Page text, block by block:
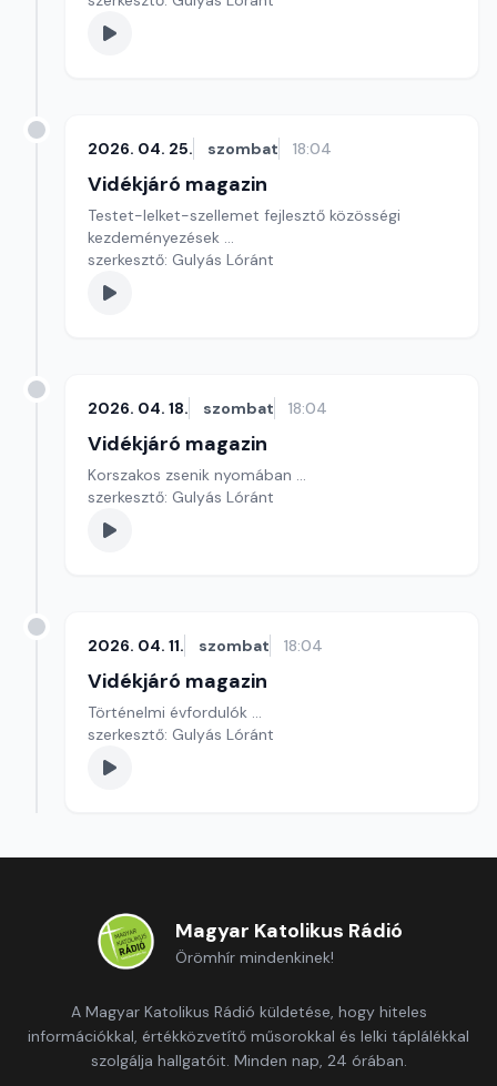
2026. 04. 25. szombat 18:04
Vidékjáró magazin
Testet-lelket-szellemet fejlesztő közösségi
kezdeményezések ...
szerkesztő: Gulyás Lóránt
2026. 04. 18. szombat 18:04
Vidékjáró magazin
Korszakos zsenik nyomában ...
szerkesztő: Gulyás Lóránt
2026. 04. 11. szombat 18:04
Vidékjáró magazin
Történelmi évfordulók ...
szerkesztő: Gulyás Lóránt
Magyar Katolikus Rádió
Örömhír mindenkinek!
A Magyar Katolikus Rádió küldetése, hogy hiteles
információkkal, értékközvetítő műsorokkal és lelki táplálékkal
szolgálja hallgatóit. Minden nap, 24 órában.